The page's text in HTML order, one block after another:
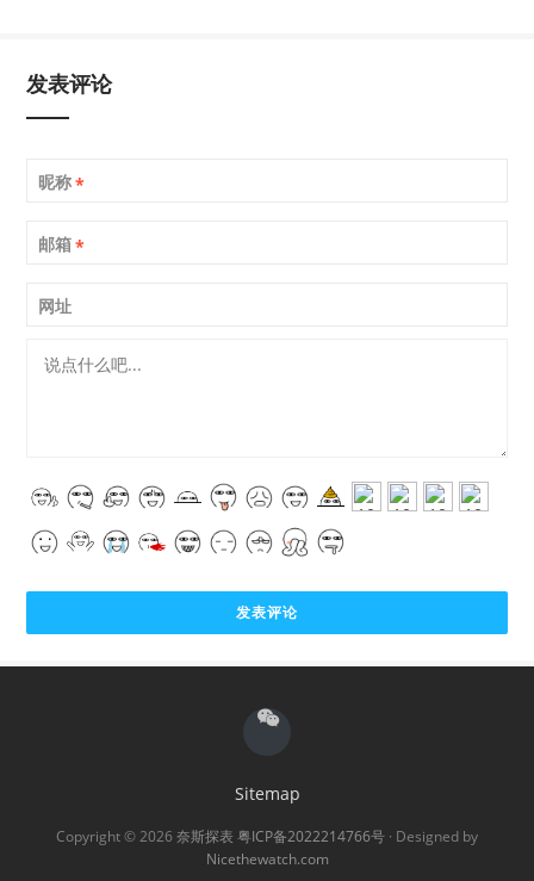
发表评论
昵称*
邮箱*
网址
Sitemap
Copyright © 2026 奈斯探表 粤ICP备2022214766号 · Designed by
Nicethewatch.com